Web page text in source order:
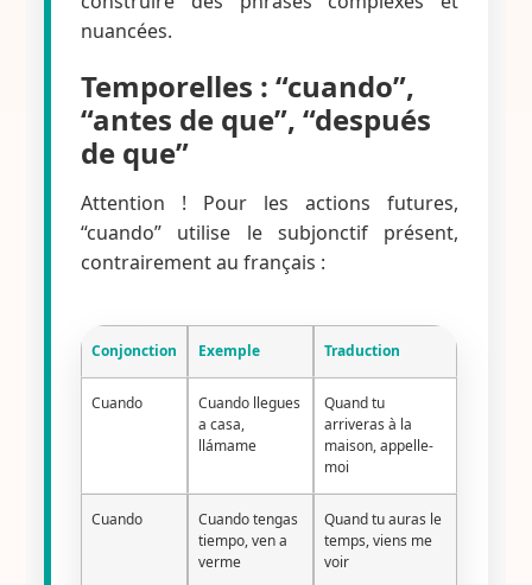
nuancées.
Temporelles : “cuando”,
“antes de que”, “después
de que”
Attention ! Pour les actions futures,
“cuando” utilise le subjonctif présent,
contrairement au français :
Conjonction Exemple Traduction
Cuando
Cuando llegues
a casa,
llámame
Quand tu
arriveras à la
maison, appelle-
moi
Cuando
Cuando tengas
tiempo, ven a
verme
Quand tu auras le
temps, viens me
voir